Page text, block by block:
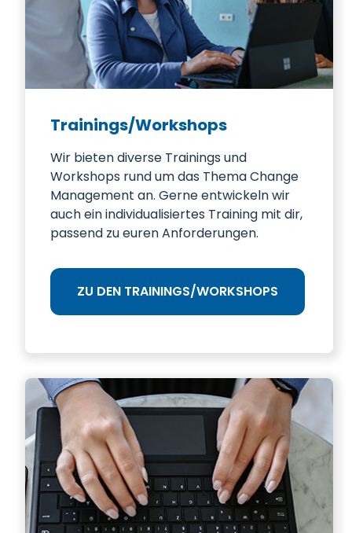
Trainings/Workshops
Wir bieten diverse Trainings und
Workshops rund um das Thema Change
Management an. Gerne entwickeln wir
auch ein individualisiertes Training mit dir,
passend zu euren Anforderungen.
ZU DEN TRAININGS/WORKSHOPS